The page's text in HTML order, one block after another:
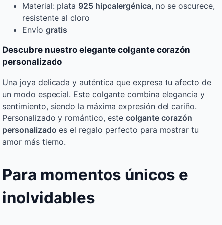
Material: plata 925 hipoalergénica, no se oscurece,
resistente al cloro
Envío gratis
Descubre nuestro elegante colgante corazón
personalizado
Una joya delicada y auténtica que expresa tu afecto de
un modo especial. Este colgante combina elegancia y
sentimiento, siendo la máxima expresión del cariño.
Personalizado y romántico, este colgante corazón
personalizado es el regalo perfecto para mostrar tu
amor más tierno.
Para momentos únicos e
inolvidables